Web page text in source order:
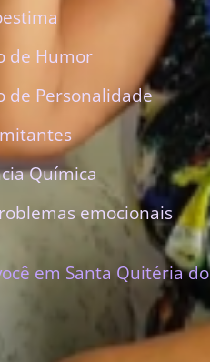
de Humor
de Personalidade
Química
emocionais
em Santa Quitéria do